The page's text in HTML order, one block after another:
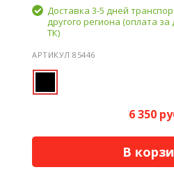
Доставка 3-5 дней
другого региона (оплата
ТК)
АРТИКУЛ 85446
6 350
В